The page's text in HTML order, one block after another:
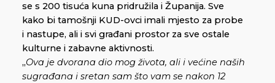
se s 200 tisuća kuna pridružila i Županija. Sve
kako bi tamošnji KUD-ovci imali mjesto za probe
i nastupe, ali i svi građani prostor za sve ostale
kulturne i zabavne aktivnosti.
„Ova je dvorana dio mog života, ali i većine naših
sugrađana i sretan sam što vam se nakon 12